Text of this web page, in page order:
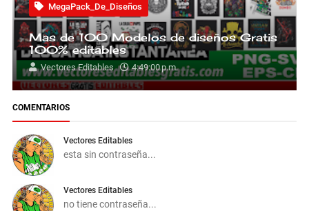
MegaPack_De_Diseños
Mas de 100 Modelos de diseños Gratis
100% editables
Vectores Editables 4:49:00 p.m.
COMENTARIOS
Vectores Editables
esta sin contraseña...
Vectores Editables
no tiene contraseña...